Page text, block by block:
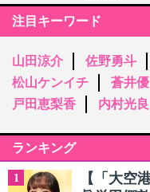
注目キーワード
山田涼介 佐野勇斗
松山ケンイチ
蒼井優
戸田恵梨香
内村光良
ランキング
1
【「大空